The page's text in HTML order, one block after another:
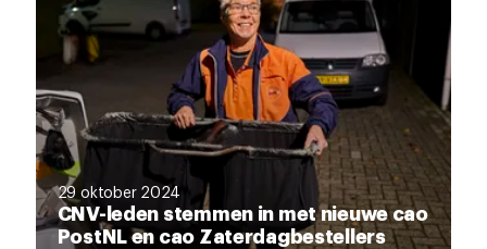
29 oktober 2024
CNV-leden stemmen in met nieuwe cao
PostNL en cao Zaterdagbestellers